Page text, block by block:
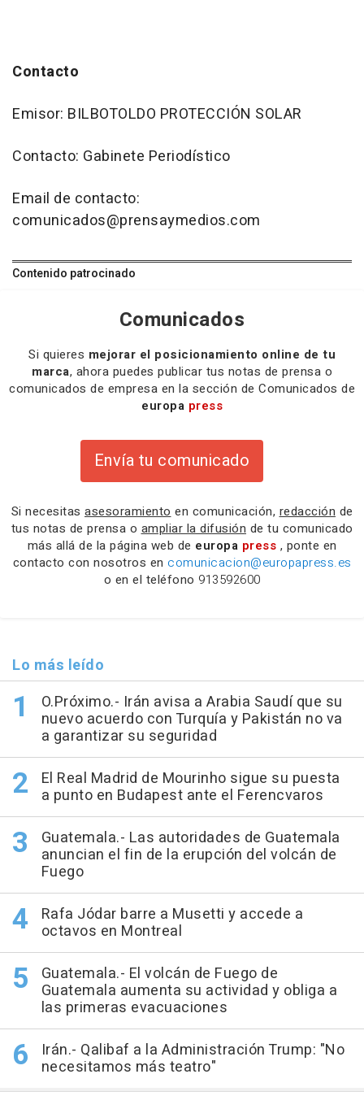
Contacto
Emisor: BILBOTOLDO PROTECCIÓN SOLAR
Contacto: Gabinete Periodístico
Email de contacto:
comunicados@prensaymedios.com
Contenido patrocinado
Comunicados
Si quieres mejorar el posicionamiento online de tu
marca, ahora puedes publicar tus notas de prensa o
comunicados de empresa en la sección de Comunicados de
europa press
Envía tu comunicado
Si necesitas asesoramiento en comunicación, redacción de
tus notas de prensa o ampliar la difusión de tu comunicado
más allá de la página web de europa press , ponte en
contacto con nosotros en comunicacion@europapress.es
o en el teléfono 913592600
Lo más leído
O.Próximo.- Irán avisa a Arabia Saudí que su
nuevo acuerdo con Turquía y Pakistán no va
a garantizar su seguridad
El Real Madrid de Mourinho sigue su puesta
a punto en Budapest ante el Ferencvaros
Guatemala.- Las autoridades de Guatemala
anuncian el fin de la erupción del volcán de
Fuego
Rafa Jódar barre a Musetti y accede a
octavos en Montreal
Guatemala.- El volcán de Fuego de
Guatemala aumenta su actividad y obliga a
las primeras evacuaciones
Irán.- Qalibaf a la Administración Trump: "No
necesitamos más teatro"